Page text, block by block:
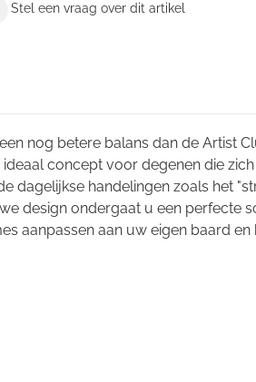
Stel een vraag over dit artikel
nog betere balans dan de Artist
concept voor degenen die
dagelijkse handelingen zoals het
design ondergaat u een perfecte
aanpassen aan uw eigen baard en